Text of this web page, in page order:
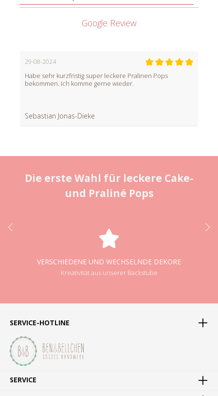
Google Review
29-08-2024
Habe sehr kurzfristig super leckere Pralinen Pops
bekommen. Ich komme gerne wieder.
Sebastian Jonas-Dieke
Die erste Wahl für leckere Cake-
und Praliné Pops
VERSCHIEDENE UND WECHSELNDE DEKORE
Kreativität aus unserer Backstube
SERVICE-HOTLINE
SERVICE